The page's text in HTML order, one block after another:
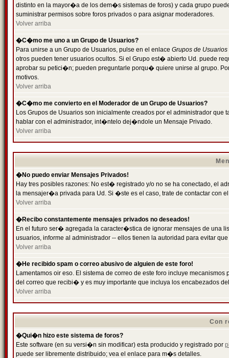
distinto en la mayor�a de los dem�s sistemas de foros) y cada grupo
suministrar permisos sobre foros privados o para asignar moderadores.
Volver arriba
�C�mo me uno a un Grupo de Usuarios?
Para unirse a un Grupo de Usuarios, pulse en el enlace Grupos de Usuarios
otros pueden tener usuarios ocultos. Si el Grupo est� abierto Ud. puede
aprobar su petici�n; pueden preguntarle porqu� quiere unirse al grupo.
motivos.
Volver arriba
�C�mo me convierto en el Moderador de un Grupo de Usuarios?
Los Grupos de Usuarios son inicialmente creados por el administrador
hablar con el administrador, int�ntelo dej�ndole un Mensaje Privado.
Volver arriba
�No puedo enviar Mensajes Privados!
Hay tres posibles razones: No est� registrado y/o no se ha conectado, el
la mensajer�a privada para Ud. Si �ste es el caso, trate de contactar con
Volver arriba
�Recibo constantemente mensajes privados no deseados!
En el futuro ser� agregada la caracter�stica de ignorar mensajes de una
usuarios, informe al administrador -- ellos tienen la autoridad para evitar
Volver arriba
�He recibido spam o correo abusivo de alguien de este foro!
Lamentamos oir eso. El sistema de correo de este foro incluye
del correo que recibi� y es muy importante que incluya los encabezados
Volver arriba
Con
�Qui�n hizo este sistema de foros?
Este software (en su versi�n sin modificar) esta producido y registrado por
puede ser libremente distribuido; vea el enlace para m�s detalles.